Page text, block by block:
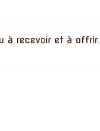
à recevoir et à offrir.